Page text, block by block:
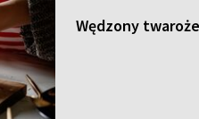
Wędzony